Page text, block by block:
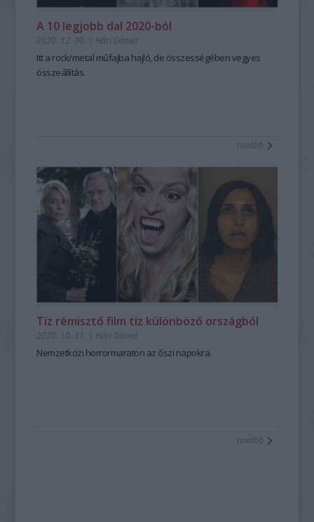
A 10 legjobb dal 2020-ból
2020. 12. 30. | Hári Dániel
Itt a rock/metal műfajba hajló, de összességében vegyes
összeállítás.
tovább
Tíz rémisztő film tíz különböző országból
2020. 10. 31. | Hári Dániel
Nemzetközi horrormaraton az őszi napokra.
tovább